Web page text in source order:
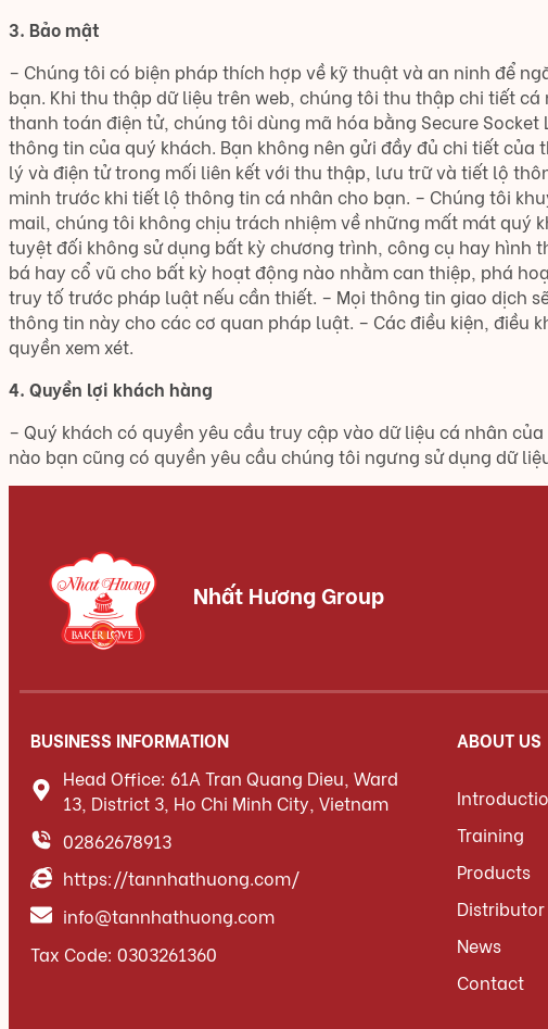
3. Bảo mật
– Chúng tôi có biện pháp thích hợp về kỹ thuật và an ninh để
bạn. Khi thu thập dữ liệu trên web, chúng tôi thu thập chi tiết
thanh toán điện tử, chúng tôi dùng mã hóa bằng Secure Socket
thông tin của quý khách. Bạn không nên gửi đầy đủ chi tiết
lý và điện tử trong mối liên kết với thu thập, lưu trữ và tiết lộ
minh trước khi tiết lộ thông tin cá nhân cho bạn. – Chúng tôi
mail, chúng tôi không chịu trách nhiệm về những mất mát quý
tuyệt đối không sử dụng bất kỳ chương trình, công cụ hay hình
bá hay cổ vũ cho bất kỳ hoạt động nào nhằm can thiệp, phá
truy tố trước pháp luật nếu cần thiết. – Mọi thông tin giao dịch
thông tin này cho các cơ quan pháp luật. – Các điều kiện, điều
quyền xem xét.
4. Quyền lợi khách hàng
– Quý khách có quyền yêu cầu truy cập vào dữ liệu cá nhân
nào bạn cũng có quyền yêu cầu chúng tôi ngưng sử dụng dữ
Nhất Hương Group
BUSINESS INFORMATION
Head Office: 61A Tran Quang Dieu, Ward
13, District 3, Ho Chi Minh City, Vietnam
02862678913
https://tannhathuong.com/
info@tannhathuong.com
Tax Code: 0303261360
ABOUT US
Training
Products
Distributor
News
Contact